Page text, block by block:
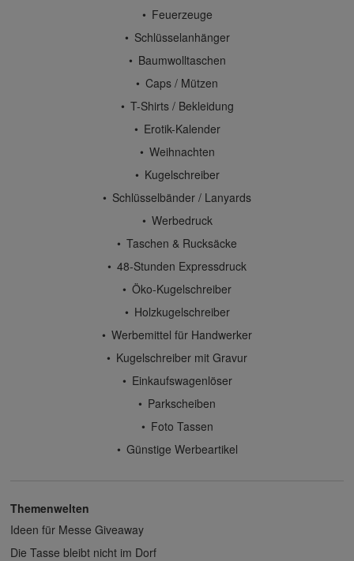
Feuerzeuge
Schlüsselanhänger
Baumwolltaschen
Caps / Mützen
T-Shirts / Bekleidung
Erotik-Kalender
Weihnachten
Kugelschreiber
Schlüsselbänder / Lanyards
Werbedruck
Taschen & Rucksäcke
48-Stunden Expressdruck
Öko-Kugelschreiber
Holzkugelschreiber
Werbemittel für Handwerker
Kugelschreiber mit Gravur
Einkaufswagenlöser
Parkscheiben
Foto Tassen
Günstige Werbeartikel
Themenwelten
Ideen für Messe Giveaway
Die Tasse bleibt nicht im Dorf